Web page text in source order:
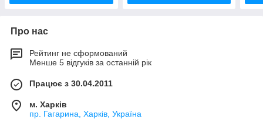
Про нас
Рейтинг не сформований
Менше 5 відгуків за останній рік
Працює з 30.04.2011
м. Харків
пр. Гагарина, Харків, Україна